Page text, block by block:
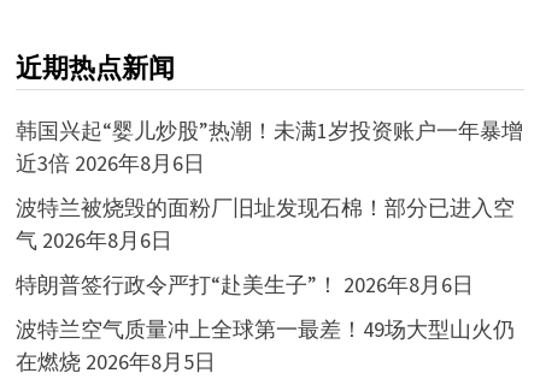
近期热点新闻
韩国兴起“婴儿炒股”热潮！未满1岁投资账户一年暴增
近3倍 2026年8月6日
波特兰被烧毁的面粉厂旧址发现石棉！部分已进入空
气 2026年8月6日
特朗普签行政令严打“赴美生子”！ 2026年8月6日
波特兰空气质量冲上全球第一最差！49场大型山火仍
在燃烧 2026年8月5日